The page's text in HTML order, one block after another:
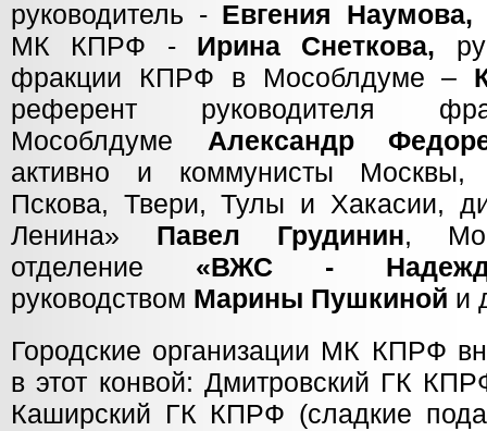
руководитель - Евгения Наумова,
МК КПРФ - Ирина Снеткова,
фракции КПРФ в Мособлдуме –
референт руководителя
Мособлдуме Александр
активно и коммунисты Москвы,
Пскова, Твери, Тулы и Хакасии,
Ленина» Павел Грудинин,
отделение «ВЖС -
руководством Марины Пушкиной и
Городские организации МК КПРФ
в этот конвой: Дмитровский ГК
Каширский ГК КПРФ (сладкие